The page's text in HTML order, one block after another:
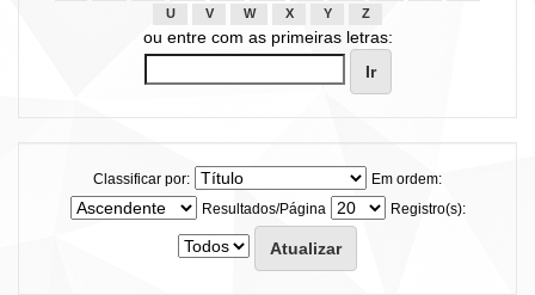
U
V W X Y Z
ou entre com as primeiras letras:
Classificar por:
Em ordem:
Resultados/Página
Registro(s):